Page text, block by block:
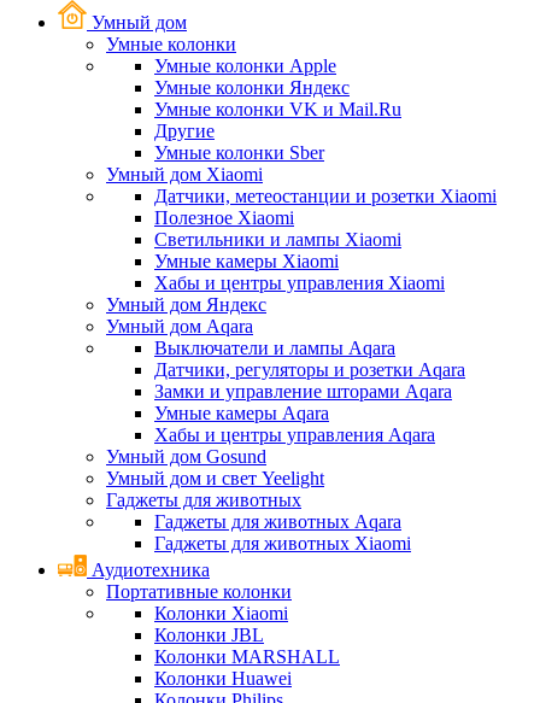
Умный дом
Умные колонки
Умные колонки Apple
Умные колонки Яндекс
Умные колонки VK и Mail.Ru
Другие
Умные колонки Sber
Умный дом Xiaomi
Датчики, метеостанции и розетки Xiaomi
Полезное Xiaomi
Светильники и лампы Xiaomi
Умные камеры Xiaomi
Хабы и центры управления Xiaomi
Умный дом Яндекс
Умный дом Aqara
Выключатели и лампы Aqara
Датчики, регуляторы и розетки Aqara
Замки и управление шторами Aqara
Умные камеры Aqara
Хабы и центры управления Aqara
Умный дом Gosund
Умный дом и свет Yeelight
Гаджеты для животных
Гаджеты для животных Aqara
Гаджеты для животных Xiaomi
Аудиотехника
Портативные колонки
Колонки Xiaomi
Колонки JBL
Колонки MARSHALL
Колонки Huawei